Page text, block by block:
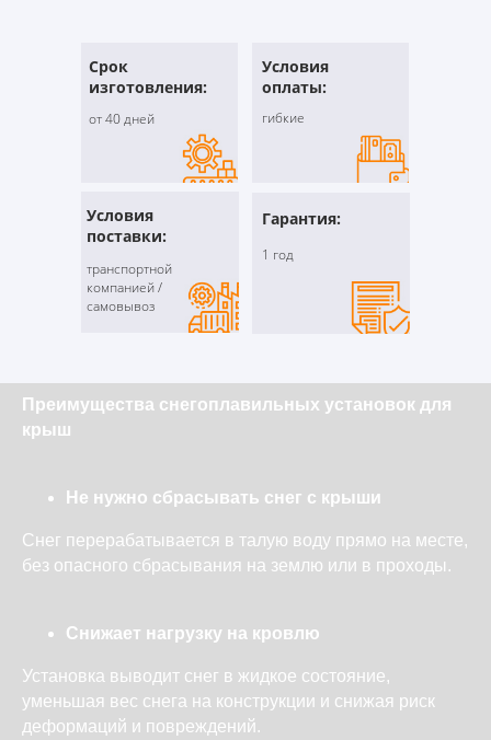
Срок
изготовления:
Условия
оплаты:
Условия
поставки:
Гарантия:
1 год
от 40 дней
транспортной
компанией /
самовывоз
гибкие
Преимущества снегоплавильных установок для
крыш
Не нужно сбрасывать снег с крыши
Снег перерабатывается в талую воду прямо на месте,
без опасного сбрасывания на землю или в проходы.
Снижает нагрузку на кровлю
Установка выводит снег в жидкое состояние,
уменьшая вес снега на конструкции и снижая риск
деформаций и повреждений.